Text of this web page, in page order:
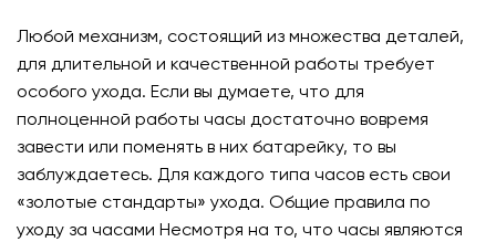
Любой механизм, состоящий из множества деталей,
для длительной и качественной работы требует
особого ухода. Если вы думаете, что для
полноценной работы часы достаточно вовремя
завести или поменять в них батарейку, то вы
заблуждаетесь. Для каждого типа часов есть свои
«золотые стандарты» ухода. Общие правила по
уходу за часами Несмотря на то, что часы являются